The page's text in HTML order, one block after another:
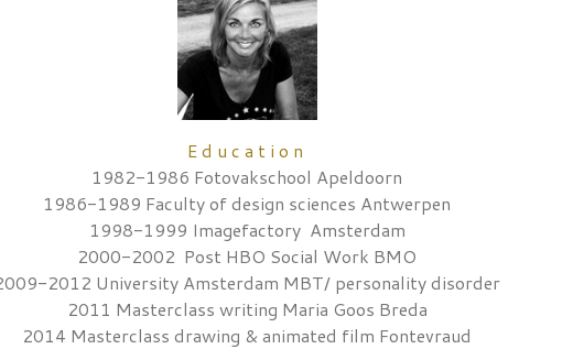
E d u c a t i o n
1982-1986 Fotovakschool Apeldoorn
1986-1989 Faculty of design sciences Antwerpen
1998-1999 Imagefactory Amsterdam
2000-2002 Post HBO Social Work BMO
2012 University Amsterdam MBT/ personality disorder
2011 Masterclass writing Maria Goos Breda
2014 Masterclass drawing & animated film Fontevraud